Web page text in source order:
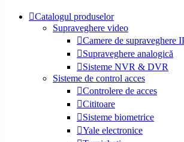
Catalogul produselor
Supraveghere video
Camere de supraveghere
Supraveghere analogică
Sisteme NVR & DVR
Sisteme de control acces
Controlere de acces
Cititoare
Sisteme biometrice
Yale electronice